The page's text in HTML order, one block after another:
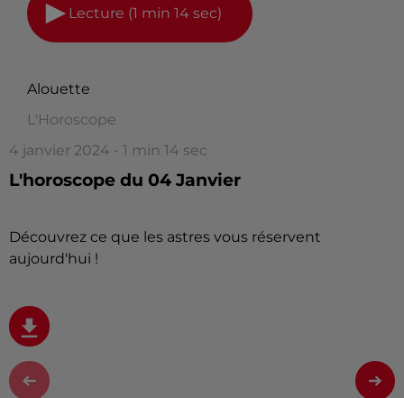
Lecture (1 min 14 sec)
Alouette
L'Horoscope
4 janvier 2024 - 1 min 14 sec
L'horoscope du 04 Janvier
Découvrez ce que les astres vous réservent
aujourd'hui !